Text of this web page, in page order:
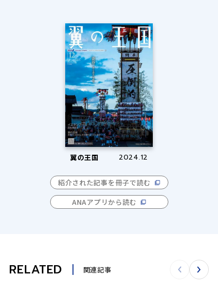
翼の王国 2024.12
紹介された記事を冊子で読む
ANAアプリから読む
RELATED 関連記事